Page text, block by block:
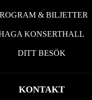
& BILJETTER
KONSERTHALL
DITT BESÖK
KONTAKT